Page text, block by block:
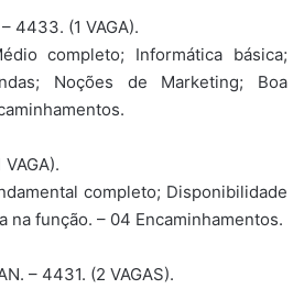
4433. (1 VAGA).
completo; Informática básica;
Noções de Marketing; Boa
completo; Disponibilidade
na função. – 04 Encaminhamentos.
– 4431. (2 VAGAS).